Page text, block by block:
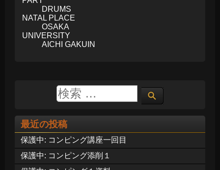
DRUMS
NATAL PLACE
OSAKA
UNIVERSITY
AICHI GAKUIN
最近の投稿
保護中: コンピング講座一回目
保護中: コンピング添削１